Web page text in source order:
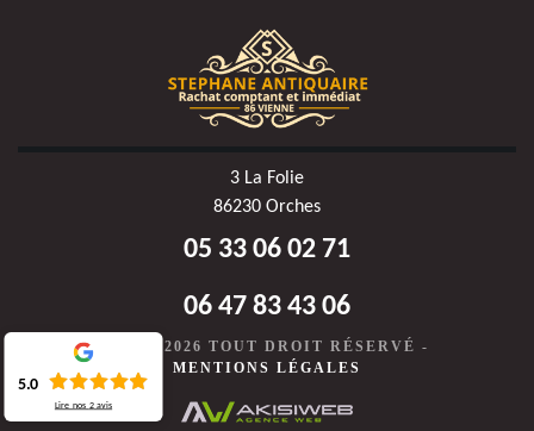
3 La Folie
86230 Orches
05 33 06 02 71
06 47 83 43 06
©2020-2026 TOUT DROIT RÉSERVÉ -
MENTIONS LÉGALES
5.0
Lire nos 2avis